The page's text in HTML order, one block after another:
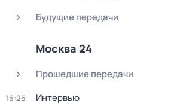
Будущие передачи
Москва 24
Прошедшие передачи
15:25 Интервью